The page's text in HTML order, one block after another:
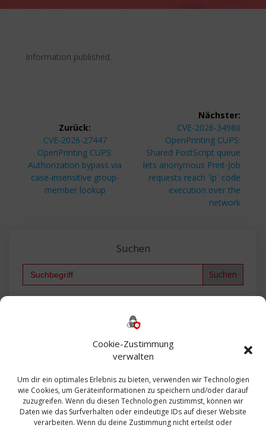
Cookie-Zustimmung
verwalten
Um dir ein optimales Erlebnis zu bieten, verwenden wir Technologien
wie Cookies, um Geräteinformationen zu speichern und/oder darauf
zuzugreifen. Wenn du diesen Technologien zustimmst, können wir
Daten wie das Surfverhalten oder eindeutige IDs auf dieser Website
verarbeiten. Wenn du deine Zustimmung nicht erteilst oder
Information published.
Zurück:
Vorheriger
Beitrag:
CVE-2026-27447
OpenPrinting CUPS:
Authorization bypass via
case-insensitive group-
member lookup
Nächster:
Nächster
Beitrag:
CVE-2026-34980
OpenPrinting CUPS:
Shared PostScript queue
lets anonymous Print-Job
requests reach `lp` code
execution over the
network
Suchen
Search
Bautagebuch
Exchange firewall Fritzbox
Microsoft
Sanierung SBS Security Server Sicherheit
Sicherung SIEM Sophos SSL Ubuntu
Update Upgrade UTM VCenter VCSA Veeam